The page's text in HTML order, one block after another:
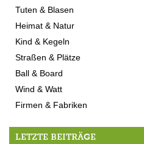
Tuten & Blasen
Heimat & Natur
Kind & Kegeln
Straßen & Plätze
Ball & Board
Wind & Watt
Firmen & Fabriken
LETZTE BEITRÄGE